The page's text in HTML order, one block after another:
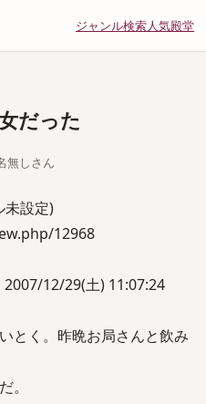
ジャンル検索人気殿堂
だった
無しさん
未設定)
12968
12/29(土) 11:07:24
とく。昨晩お局さんと飲み
。